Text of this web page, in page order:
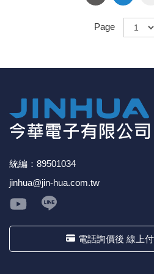
Page
統編：89501034
jinhua@jin-hua.com.tw
電話詢價後 線上